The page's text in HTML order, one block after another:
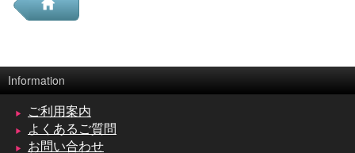
Information
ご利用案内
よくあるご質問
お問い合わせ